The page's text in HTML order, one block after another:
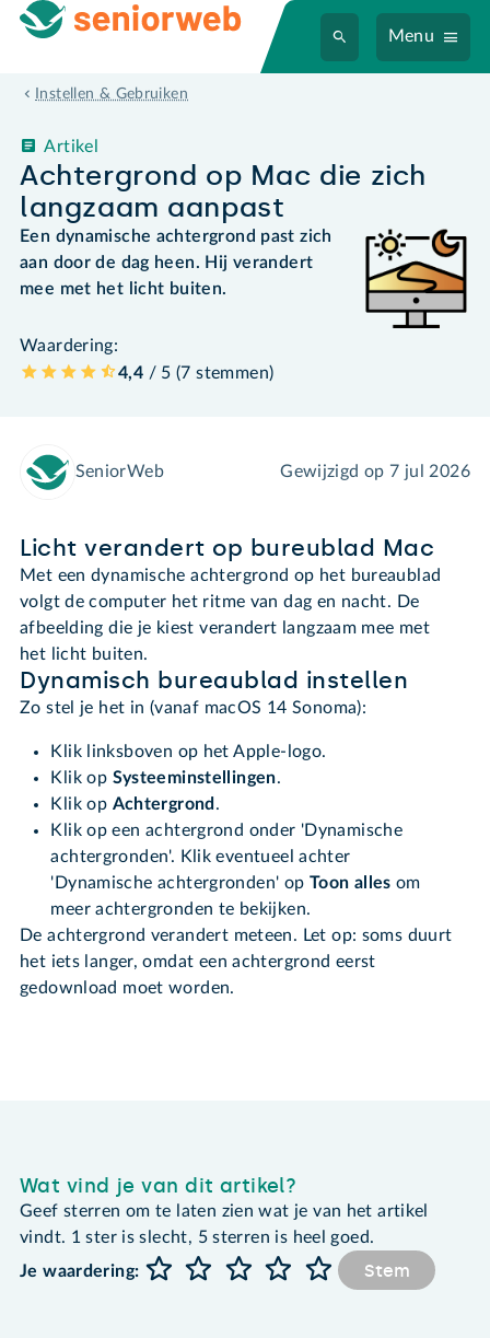
Menu
Instellen & Gebruiken
Achtergrond op Mac die zich
langzaam aanpast
Artikel
Een dynamische achtergrond past zich
aan door de dag heen. Hij verandert
mee met het licht buiten.
Waardering:
4,4 / 5 (7 stemmen)
SeniorWeb Gewijzigd op 7 jul 2026
Licht verandert op bureublad Mac
Met een dynamische achtergrond op het bureaublad
volgt de computer het ritme van dag en nacht. De
afbeelding die je kiest verandert langzaam mee met
het licht buiten.
Dynamisch bureaublad instellen
Zo stel je het in (vanaf macOS 14 Sonoma):
Klik linksboven op het Apple-logo.
Klik op Systeeminstellingen.
Klik op Achtergrond .
Klik op een achtergrond onder 'Dynamische
achtergronden'. Klik eventueel achter
'Dynamische achtergronden' op Toon alles om
meer achtergronden te bekijken.
De achtergrond verandert meteen. Let op: soms duurt
het iets langer, omdat een achtergrond eerst
gedownload moet worden.
Wat vind je van dit artikel?
Geef sterren om te laten zien wat je van het artikel
vindt. 1 ster is slecht, 5 sterren is heel goed.
Je waardering:
Stem